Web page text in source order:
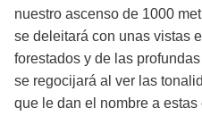
nuestro ascenso de 1000
se deleitará con unas vistas
forestados y de las
se regocijará al ver las
que le dan el nombre a